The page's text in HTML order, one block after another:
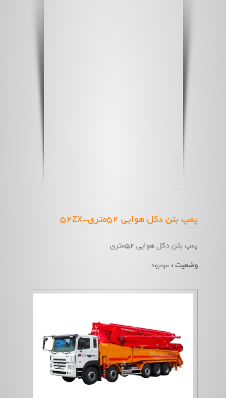
پمپ بتن دکل هوایی 52متری-52zx
پمپ بتن دکل هوایی 52متری
وضعیت : موجود